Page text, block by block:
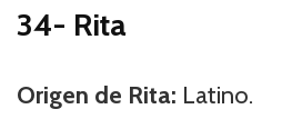
34- Rita
Origen de Rita: Latino.